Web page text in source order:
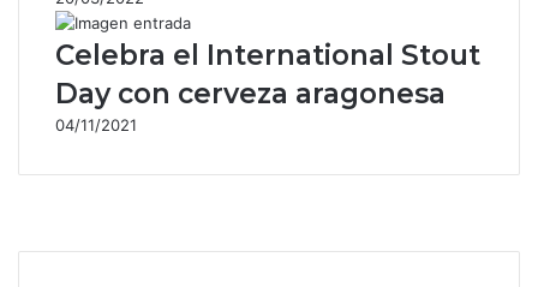
Celebra el International Stout
Day con cerveza aragonesa
04/11/2021